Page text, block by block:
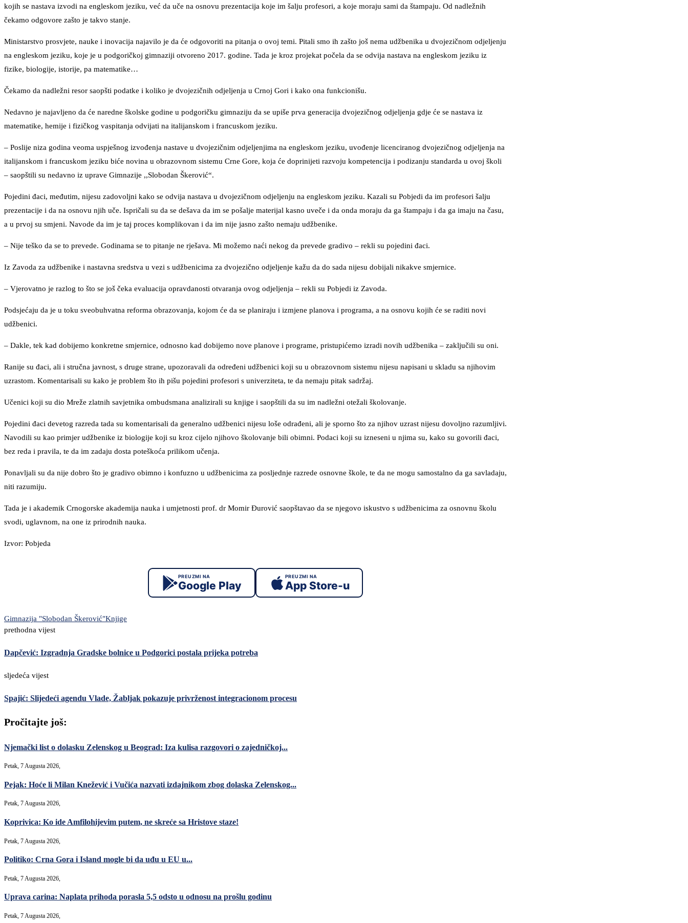
kojih se nastava izvodi na engleskom jeziku, već da uče na osnovu prezentacija koje im šalju profesori, a koje moraju sami da štampaju. Od nadležnih
čekamo odgovore zašto je takvo stanje.
Ministarstvo prosvjete, nauke i inovacija najavilo je da će odgovoriti na pitanja o ovoj temi. Pitali smo ih zašto još nema udžbenika u dvojezičnom odjeljenju
na engleskom jeziku, koje je u podgoričkoj gimnaziji otvoreno 2017. godine. Tada je kroz projekat počela da se odvija nastava na engleskom jeziku iz
fizike, biologije, istorije, pa matematike…
Čekamo da nadležni resor saopšti podatke i koliko je dvojezičnih odjeljenja u Crnoj Gori i kako ona funkcionišu.
Nedavno je najavljeno da će naredne školske godine u podgoričku gimnaziju da se upiše prva generacija dvojezičnog odjeljenja gdje će se nastava iz
matematike, hemije i fizičkog vaspitanja odvijati na italijanskom i francuskom jeziku.
– Poslije niza godina veoma uspješnog izvođenja nastave u dvojezičnim odjeljenjima na engleskom jeziku, uvođenje licenciranog dvojezičnog odjeljenja na
italijanskom i francuskom jeziku biće novina u obrazovnom sistemu Crne Gore, koja će doprinijeti razvoju kompetencija i podizanju standarda u ovoj školi
– saopštili su nedavno iz uprave Gimnazije ,,Slobodan Škerović“.
Pojedini đaci, međutim, nijesu zadovoljni kako se odvija nastava u dvojezičnom odjeljenju na engleskom jeziku. Kazali su Pobjedi da im profesori šalju
prezentacije i da na osnovu njih uče. Ispričali su da se dešava da im se pošalje materijal kasno uveče i da onda moraju da ga štampaju i da ga imaju na času,
a u prvoj su smjeni. Navode da im je taj proces komplikovan i da im nije jasno zašto nemaju udžbenike.
– Nije teško da se to prevede. Godinama se to pitanje ne rješava. Mi možemo naći nekog da prevede gradivo – rekli su pojedini đaci.
Iz Zavoda za udžbenike i nastavna sredstva u vezi s udžbenicima za dvojezično odjeljenje kažu da do sada nijesu dobijali nikakve smjernice.
– Vjerovatno je razlog to što se još čeka evaluacija opravdanosti otvaranja ovog odjeljenja – rekli su Pobjedi iz Zavoda.
Podsjećaju da je u toku sveobuhvatna reforma obrazovanja, kojom će da se planiraju i izmjene planova i programa, a na osnovu kojih će se raditi novi
udžbenici.
– Dakle, tek kad dobijemo konkretne smjernice, odnosno kad dobijemo nove planove i programe, pristupićemo izradi novih udžbenika – zaključili su oni.
Ranije su đaci, ali i stručna javnost, s druge strane, upozoravali da određeni udžbenici koji su u obrazovnom sistemu nijesu napisani u skladu sa njihovim
uzrastom. Komentarisali su kako je problem što ih pišu pojedini profesori s univerziteta, te da nemaju pitak sadržaj.
Učenici koji su dio Mreže zlatnih savjetnika ombudsmana analizirali su knjige i saopštili da su im nadležni otežali školovanje.
Pojedini đaci devetog razreda tada su komentarisali da generalno udžbenici nijesu loše odrađeni, ali je sporno što za njihov uzrast nijesu dovoljno razumljivi.
Navodili su kao primjer udžbenike iz biologije koji su kroz cijelo njihovo školovanje bili obimni. Podaci koji su izneseni u njima su, kako su govorili đaci,
bez reda i pravila, te da im zadaju dosta poteškoća prilikom učenja.
Ponavljali su da nije dobro što je gradivo obimno i konfuzno u udžbenicima za posljednje razrede osnovne škole, te da ne mogu samostalno da ga savladaju,
niti razumiju.
Tada je i akademik Crnogorske akademija nauka i umjetnosti prof. dr Momir Đurović saopštavao da se njegovo iskustvo s udžbenicima za osnovnu školu
svodi, uglavnom, na one iz prirodnih nauka.
Izvor: Pobjeda
PREUZMI NA
Google Play
PREUZMI NA
App Store-u
Gimnazija "Slobodan Škerović"Knjige
prethodna vijest
Dapčević: Izgradnja Gradske bolnice u Podgorici postala prijeka potreba
sljedeća vijest
Spajić: Slijedeći agendu Vlade, Žabljak pokazuje privrženost integracionom procesu
Pročitajte još:
Njemački list o dolasku Zelenskog u Beograd: Iza kulisa razgovori o zajedničkoj...
Petak, 7 Augusta 2026,
Pejak: Hoće li Milan Knežević i Vučića nazvati izdajnikom zbog dolaska Zelenskog...
Petak, 7 Augusta 2026,
Koprivica: Ko ide Amfilohijevim putem, ne skreće sa Hristove staze!
Petak, 7 Augusta 2026,
Politiko: Crna Gora i Island mogle bi da uđu u EU u...
Petak, 7 Augusta 2026,
Uprava carina: Naplata prihoda porasla 5,5 odsto u odnosu na prošlu godinu
Petak, 7 Augusta 2026,